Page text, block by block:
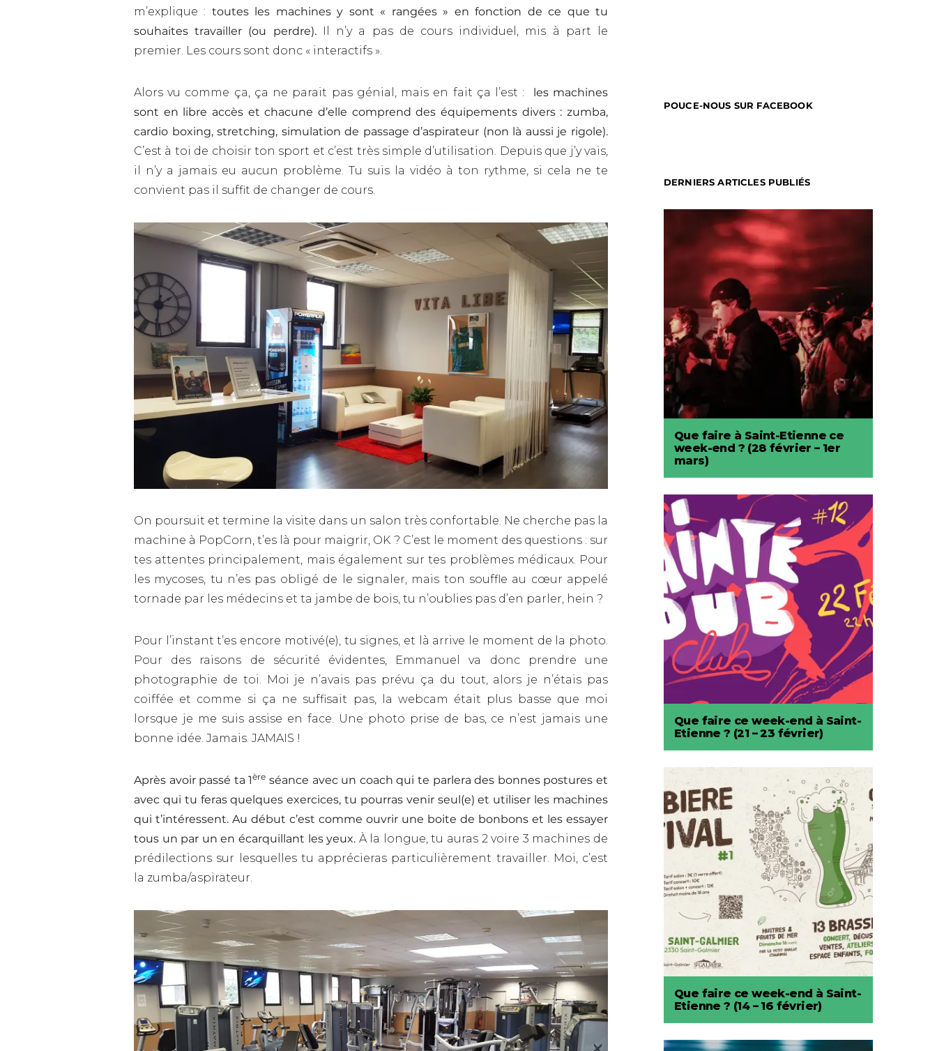
m’explique : toutes les machines y sont « rangées » en fonction de ce que tu
souhaites travailler (ou perdre).Il n’y a pas de cours individuel, mis à part le
premier. Les cours sont donc « interactifs ».
Alors vu comme ça, ça ne parait pas génial, mais en fait ça l’est : les machines
sont en libre accès et chacune d’elle comprend des équipements divers : zumba,
cardio boxing, stretching, simulation de passage d’aspirateur (non là aussi je rigole).
C’est à toi de choisir ton sport et c’est très simple d’utilisation. Depuis que j’y vais,
il n’y a jamais eu aucun problème. Tu suis la vidéo à ton rythme, si cela ne te
convient pas il suffit de changer de cours.
On poursuit et termine la visite dans un salon très confortable. Ne cherche pas la
machine à PopCorn, t’es là pour maigrir, OK ? C’est le moment des questions : sur
tes attentes principalement, mais également sur tes problèmes médicaux. Pour
les mycoses, tu n’es pas obligé de le signaler, mais ton souffle au cœur appelé
tornade par les médecins et ta jambe de bois, tu n’oublies pas d’en parler, hein ?
Pour l’instant t’es encore motivé(e), tu signes, et là arrive le moment de la photo.
Pour des raisons de sécurité évidentes, Emmanuel va donc prendre une
photographie de toi. Moi je n’avais pas prévu ça du tout, alors je n’étais pas
coiffée et comme si ça ne suffisait pas, la webcam était plus basse que moi
lorsque je me suis assise en face. Une photo prise de bas, ce n’est jamais une
bonne idée. Jamais. JAMAIS !
Après avoir passé ta 1ère séance avec un coach qui te parlera des bonnes postures et
avec qui tu feras quelques exercices, tu pourras venir seul(e) et utiliser les machines
qui t’intéressent. Au début c’est comme ouvrir une boite de bonbons et les essayer
tous un par un en écarquillant les yeux. À la longue, tu auras 2 voire 3 machines de
prédilections sur lesquelles tu apprécieras particulièrement travailler. Moi, c’est
la zumba/aspirateur.
POUCE-NOUS SUR FACEBOOK
DERNIERS ARTICLES PUBLIÉS
Que faire à Saint-Etienne ce
week-end ? (28 février – 1er
mars)
Que faire ce week-end à Saint-
Etienne ? (21 – 23 février)
Que faire ce week-end à Saint-
Etienne ? (14 – 16 février)